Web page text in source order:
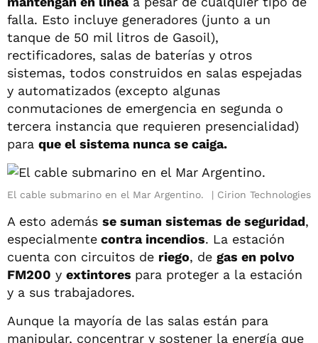
falla. Esto incluye generadores (junto a un
tanque de 50 mil litros de Gasoil),
rectificadores, salas de baterías y otros
sistemas, todos construidos en salas espejadas
y automatizados (excepto algunas
conmutaciones de emergencia en segunda o
tercera instancia que requieren presencialidad)
para que el sistema nunca se caiga.
El cable submarino en el Mar Argentino. Cirion Technologies
A esto además se suman sistemas de seguridad,
especialmente contra incendios. La estación
cuenta con circuitos de riego, de gas en polvo
FM200 y extintores para proteger a la estación
y a sus trabajadores.
Aunque la mayoría de las salas están para
manipular, concentrar y sostener la energía que